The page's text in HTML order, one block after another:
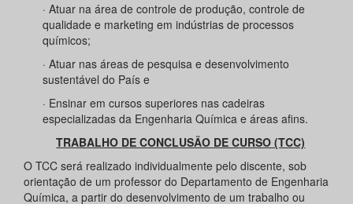
· Atuar na área de controle de produção, controle de
qualidade e marketing em indústrias de processos
químicos;
· Atuar nas áreas de pesquisa e desenvolvimento
sustentável do País e
· Ensinar em cursos superiores nas cadeiras
especializadas da Engenharia Química e áreas afins.
TRABALHO DE CONCLUSÃO DE CURSO (TCC)
O TCC será realizado individualmente pelo discente, sob
orientação de um professor do Departamento de Engenharia
Química, a partir do desenvolvimento de um trabalho ou